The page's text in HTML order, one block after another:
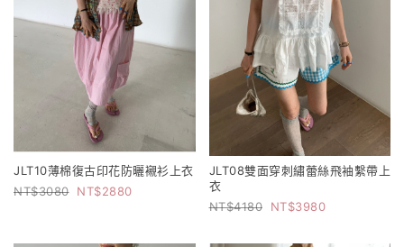
JLT10薄棉復古印花防曬襯衫上衣
3080
2880
JLT08雙面穿刺繡蕾絲飛袖繫帶上
衣
4180
3980